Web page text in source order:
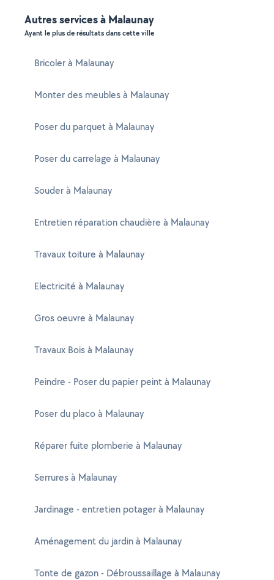
Autres services à Malaunay
Ayant le plus de résultats dans cette ville
Bricoler à Malaunay
Monter des meubles à Malaunay
Poser du parquet à Malaunay
Poser du carrelage à Malaunay
Souder à Malaunay
Entretien réparation chaudière à Malaunay
Travaux toiture à Malaunay
Electricité à Malaunay
Gros oeuvre à Malaunay
Travaux Bois à Malaunay
Peindre - Poser du papier peint à Malaunay
Poser du placo à Malaunay
Réparer fuite plomberie à Malaunay
Serrures à Malaunay
Jardinage - entretien potager à Malaunay
Aménagement du jardin à Malaunay
Tonte de gazon - Débroussaillage à Malaunay